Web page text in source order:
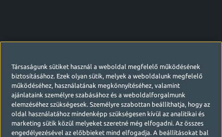
Társaságunk sütiket használ a weboldal megfelelő működésének
biztosításához. Ezek olyan sütik, melyek a weboldalunk megfelelő
működéséhez, használatának megkönnyítéséhez, valamint
ajánlataink személyre szabásához és a weboldalforgalmunk
elemzéséhez szükségesek. Személyre szabottan beállíthatja, hogy az
oldal használatához mindenképp szükségesen kívül az analitikai és
marketing sütik közül melyeket szeretné még elfogadni. Az összes
engedélyezésével az előbbieket mind elfogadja. A beállításokat bal